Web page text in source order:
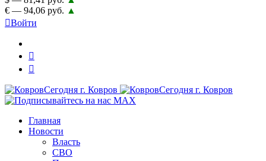
€ — 94,06 руб. ▲
Войти
Главная
Новости
Власть
СВО